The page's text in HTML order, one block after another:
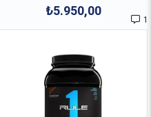
1
₺5.950,00